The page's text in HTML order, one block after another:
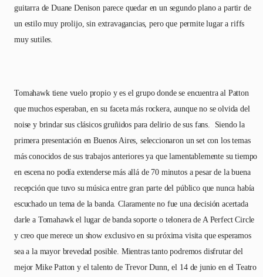
guitarra de Duane Denison parece quedar en un segundo plano a partir de
un estilo muy prolijo, sin extravagancias, pero que permite lugar a riffs
muy sutiles.
Tomahawk tiene vuelo propio y es el grupo donde se encuentra al Patton
que muchos esperaban, en su faceta más rockera, aunque no se olvida del
noise y brindar sus clásicos gruñidos para delirio de sus fans. Siendo la
primera presentación en Buenos Aires, seleccionaron un set con los temas
más conocidos de sus trabajos anteriores ya que lamentablemente su tiempo
en escena no podía extenderse más allá de 70 minutos a pesar de la buena
recepción que tuvo su música entre gran parte del público que nunca había
escuchado un tema de la banda. Claramente no fue una decisión acertada
darle a Tomahawk el lugar de banda soporte o telonera de A Perfect Circle
y creo que merece un show exclusivo en su próxima visita que esperamos
sea a la mayor brevedad posible. Mientras tanto podremos disfrutar del
mejor Mike Patton y el talento de Trevor Dunn, el 14 de junio en el Teatro